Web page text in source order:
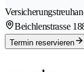
Beichlenstrasse 1
Termin reservieren